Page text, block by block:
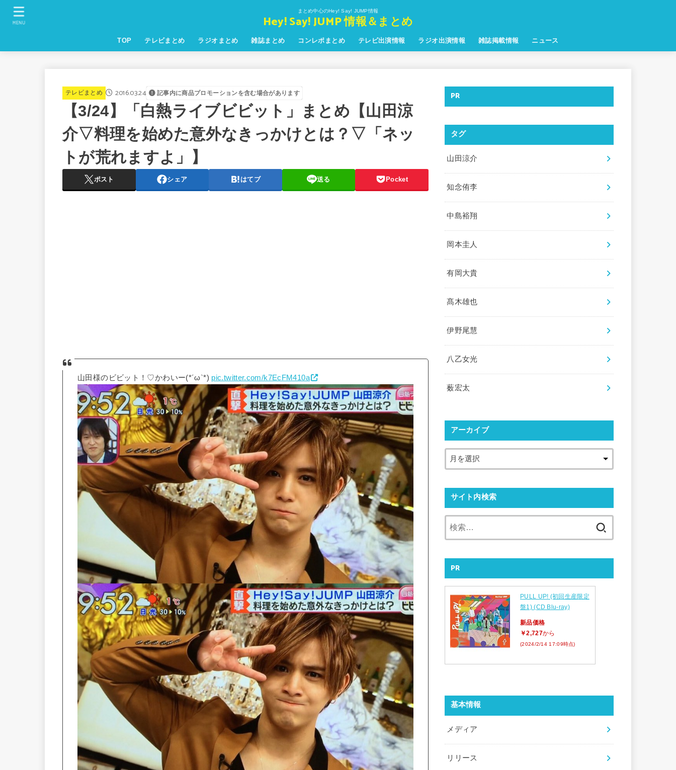
まとめ中心のHey! Say! JUMP情報
Hey! Say! JUMP 情報＆まとめ
TOP テレビまとめ ラジオまとめ 雑誌まとめ コンレポまとめ テレビ出演情報 ラジオ出演情報 雑誌掲載情報 ニュース
MENU
テレビまとめ 2016.03.24 記事内に商品プロモーションを含む場合があります
【3/24】「白熱ライブビビット」まとめ【山田涼
介▽料理を始めた意外なきっかけとは？▽「ネッ
トが荒れますよ」】
ポスト シェア はてブ 送る Pocket
山田様のビビット！♡かわいー(*´ω`*) pic.twitter.com/k7EcFM410a
PR
タグ
山田涼介
知念侑李
中島裕翔
岡本圭人
有岡大貴
髙木雄也
伊野尾慧
八乙女光
薮宏太
アーカイブ
サイト内検索
PR
PULL UP! (初回生産限定
盤1) (CD Blu-ray)
新品価格
￥2,727から
(2024/2/14 17:09時点)
基本情報
メディア
リリース